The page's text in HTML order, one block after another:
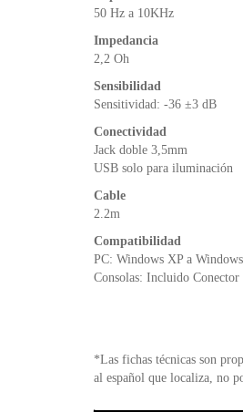
50 Hz a 10KHz
Impedancia
2,2 Oh
Sensibilidad
Sensitividad: -36 ±3 dB
Conectividad
Jack doble 3,5mm
USB solo para iluminación
Cable
2.2m
Compatibilidad
PC: Windows XP a
Consolas: Incluido Conector
*Las fichas técnicas son
al español que localiza, no